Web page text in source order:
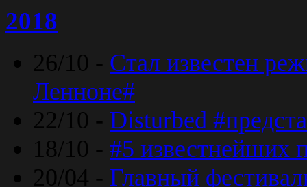
2018
26/10 - Стал известен
Ленноне#
22/10 - Disturbed
18/10 - #5 известнейших
20/04 - Главный